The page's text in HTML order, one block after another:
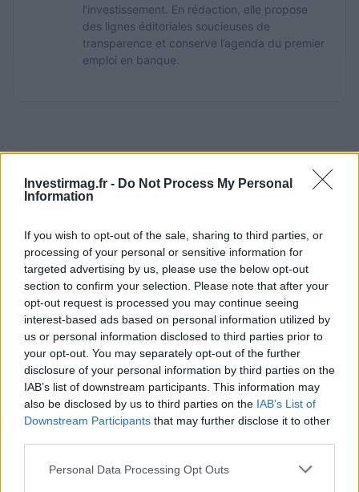
Investirmag.fr - Do Not Process My Personal
Information
If you wish to opt-out of the sale, sharing to third parties, or
processing of your personal or sensitive information for
targeted advertising by us, please use the below opt-out
section to confirm your selection. Please note that after your
opt-out request is processed you may continue seeing
interest-based ads based on personal information utilized by
us or personal information disclosed to third parties prior to
your opt-out. You may separately opt-out of the further
disclosure of your personal information by third parties on the
IAB’s list of downstream participants. This information may
also be disclosed by us to third parties on the IAB’s List of
Downstream Participants that may further disclose it to other
Please note that this website/app uses one or more Google
Personal Data Processing Opt Outs
l’investissement. En rédaction, elle propose
des lignes éditoriales soucieuses de
transparence et conserve l’agenda du premier
emploi en banque.
Continuez la lecture